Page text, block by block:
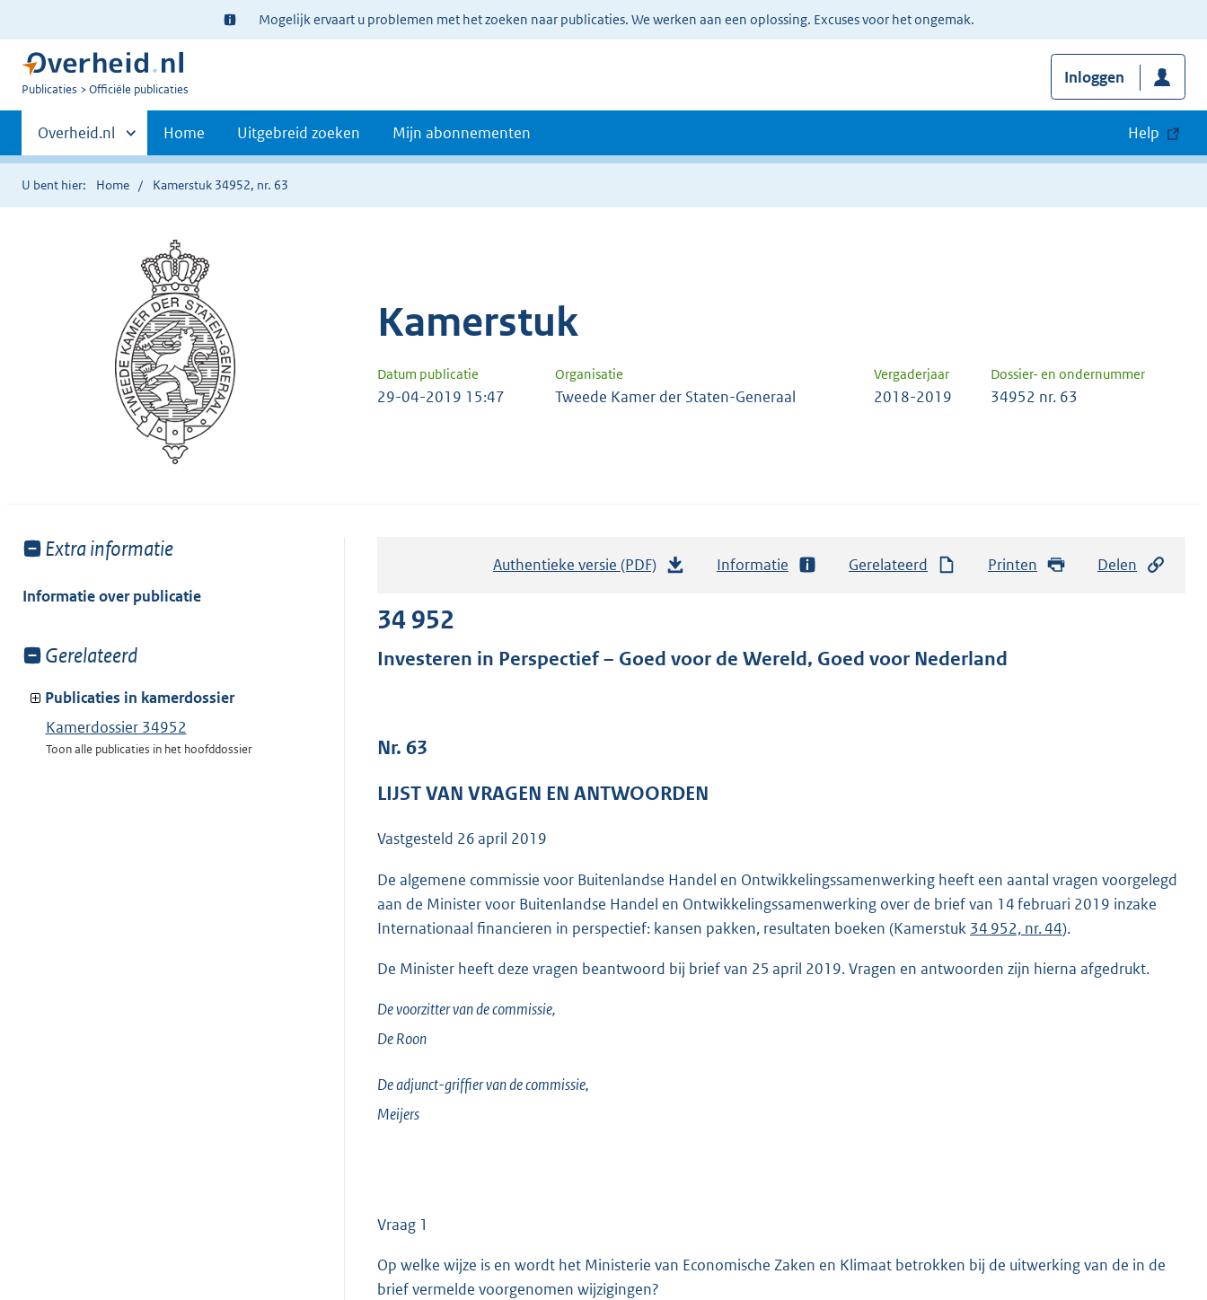
Ter
informatie:
Mogelijk ervaart u problemen met het zoeken naar publicaties. We werken aan een oplossing. Excuses voor het ongemak.
U
Publicaties Officiële publicaties
Inloggen
Primaire
navigatie
Andere
sites
binnen
Overheid.nl Home Uitgebreid zoeken Mijn abonnementen Help
U bent hier: Home Kamerstuk 34952, nr. 63
Kamerstuk
Datum publicatie Organisatie Vergaderjaar Dossier- en ondernummer
29-04-2019 15:47 Tweede Kamer der Staten-Generaal 2018-2019 34952 nr. 63
Toon
van:
Extra informatie
Informatie over publicatie
Toon
van:
Gerelateerd
Publicaties in kamerdossier
Kamerdossier 34952
Toon alle publicaties in het hoofddossier
Authentieke versie (PDF)
a
r
t
e
:
8
Informatie Gerelateerd Printen Delen
34 952
Investeren in Perspectief – Goed voor de Wereld, Goed voor Nederland
Nr. 63
LIJST VAN VRAGEN EN ANTWOORDEN
Vastgesteld 26 april 2019
De algemene commissie voor Buitenlandse Handel en Ontwikkelingssamenwerking heeft een aantal vragen voorgelegd
aan de Minister voor Buitenlandse Handel en Ontwikkelingssamenwerking over de brief van 14 februari 2019 inzake
Internationaal financieren in perspectief: kansen pakken, resultaten boeken (Kamerstuk 34 952, nr. 44).
De Minister heeft deze vragen beantwoord bij brief van 25 april 2019. Vragen en antwoorden zijn hierna afgedrukt.
De voorzitter van de commissie,
De Roon
De adjunct-griffier van de commissie,
Meijers
Vraag 1
Op welke wijze is en wordt het Ministerie van Economische Zaken en Klimaat betrokken bij de uitwerking van de in de
brief vermelde voorgenomen wijzigingen?